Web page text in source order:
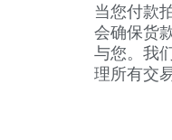
当您付款
会确保货
与您。我
理所有交